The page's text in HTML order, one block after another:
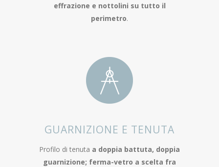
effrazione e nottolini su tutto il
perimetro.
GUARNIZIONE E TENUTA
Profilo di tenuta a doppia battuta, doppia
guarnizione; ferma-vetro a scelta fra